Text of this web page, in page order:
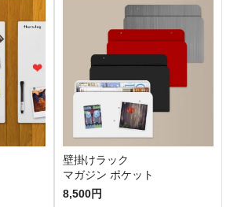
壁掛けラック
マガジン ポケット
8,500円